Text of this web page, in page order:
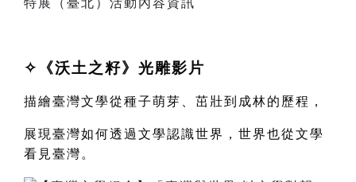
✧ 《沃土之籽》光雕影片
描繪臺灣文學從種子萌芽、茁壯到成林的歷程，
展現臺灣如何透過文學認識世界，世界也從文學
看見臺灣。